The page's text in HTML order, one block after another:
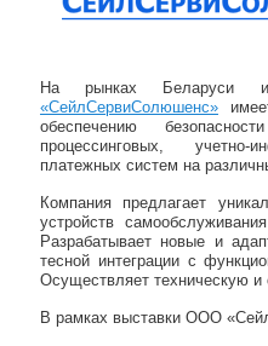
На рынках Беларуси
«СейлСервиСолюшенс»
обеспечению
процессинговых, учетно-
платежных систем на
Компания предлагает
устройств
Разрабатывает новые и
тесной интеграции с
Осуществляет техническую и
В рамках выставки ООО